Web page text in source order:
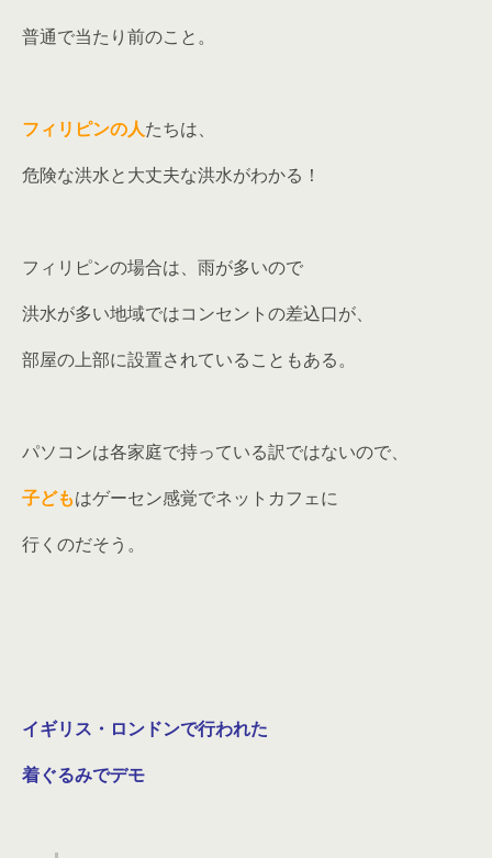
普通で当たり前のこと。
フィリピンの人たちは、
危険な洪水と大丈夫な洪水がわかる！
フィリピンの場合は、雨が多いので
洪水が多い地域ではコンセントの差込口が、
部屋の上部に設置されていることもある。
パソコンは各家庭で持っている訳ではないので、
子どもはゲーセン感覚でネットカフェに
行くのだそう。
イギリス・ロンドンで行われた
着ぐるみでデモ